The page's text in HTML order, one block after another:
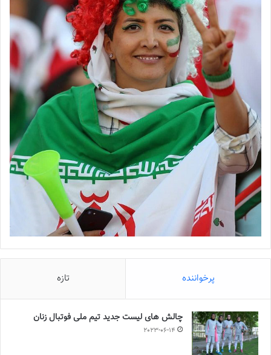
پرخواننده تازه
چالش هاى ليست جدید تيم ملى فوتبال زنان
2023-06-14